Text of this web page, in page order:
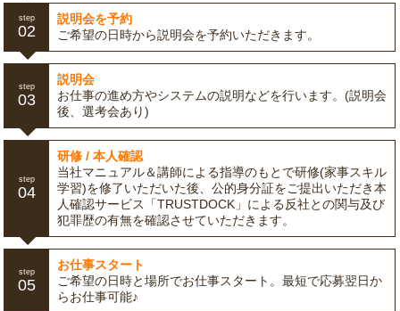
step
02
説明会を予約
ご希望の日時から説明会を予約いただきます。
step
03
説明会
お仕事の進め方やシステムの説明などを行います。(説明会
後、選考会あり)
step
04
研修 / 本人確認
当社マニュアル＆講師による指導のもとで研修(家事スキル
学習)を修了いただいた後、公的身分証をご提出いただき本
人確認サービス「TRUSTDOCK」による反社との関与及び
犯罪歴の有無を確認させていただきます。
step
05
お仕事スタート
ご希望の日時と場所でお仕事スタート。最短で応募翌日か
らお仕事可能♪